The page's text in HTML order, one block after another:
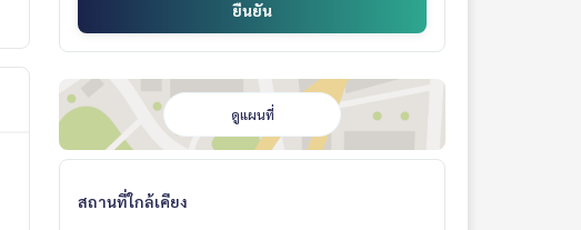
ยืนยัน
ดูแผนที่
สถานที่ใกล้เคียง